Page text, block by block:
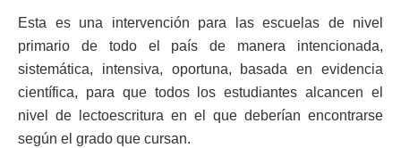
Esta es una intervención para las escuelas de nivel
primario de todo el país de manera intencionada,
sistemática, intensiva, oportuna, basada en evidencia
científica, para que todos los estudiantes alcancen el
nivel de lectoescritura en el que deberían encontrarse
según el grado que cursan.